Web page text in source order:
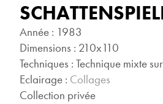
Année : 1983
Dimensions : 210x110
Techniques : Technique mixte
Eclairage : Collages
Collection privée